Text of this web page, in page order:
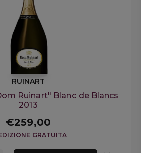
RUINART
Ruinart" Blanc de Blancs
2013
€259,00
GRATUITA